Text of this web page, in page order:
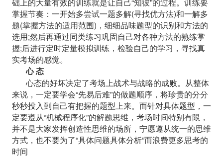
础上的大量有效的训练就是让自己“知彼”的过程。训练要
掌握节奏：一开始多尝试一题多解(寻找优方法)和一解多
题(掌握方法的适用范围)，细细品味题型的识别和方法的
选用;然后再通过同类练习巩固自己对各种方法的熟练掌
握;后进行定时定量模拟训练，检验自己的学习，寻找真
实考场的感觉。
心态
心态的好坏决定了考场上战术与战略的成败。从整体
来说，一定要学会“先易后难”的做题顺序，将珍贵的分分
秒秒投入到自己有把握的题型上来。而针对具体题型，一
定要遵从“机械程序化”的解题思维，考场时间特别有限，
并不是大家发挥创造性思维的场所，宁愿遵从统一的思维
方式，也不要为了“具体问题具体分析”而浪费更多思考的
时间